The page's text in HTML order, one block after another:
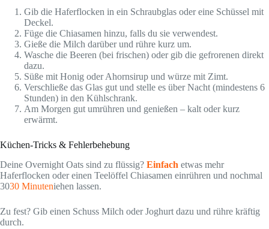
Gib die Haferflocken in ein Schraubglas oder eine Schüssel mit
Deckel.
Füge die Chiasamen hinzu, falls du sie verwendest.
Gieße die Milch darüber und rühre kurz um.
Wasche die Beeren (bei frischen) oder gib die gefrorenen direkt
dazu.
Süße mit Honig oder Ahornsirup und würze mit Zimt.
Verschließe das Glas gut und stelle es über Nacht (mindestens 6
Stunden) in den Kühlschrank.
Am Morgen gut umrühren und genießen – kalt oder kurz
erwärmt.
Küchen-Tricks & Fehlerbehebung
Deine Overnight Oats sind zu flüssig? Einfach etwas mehr
Haferflocken oder einen Teelöffel Chiasamen einrühren und nochmal
3030 Minuteniehen lassen.
Zu fest? Gib einen Schuss Milch oder Joghurt dazu und rühre kräftig
durch.